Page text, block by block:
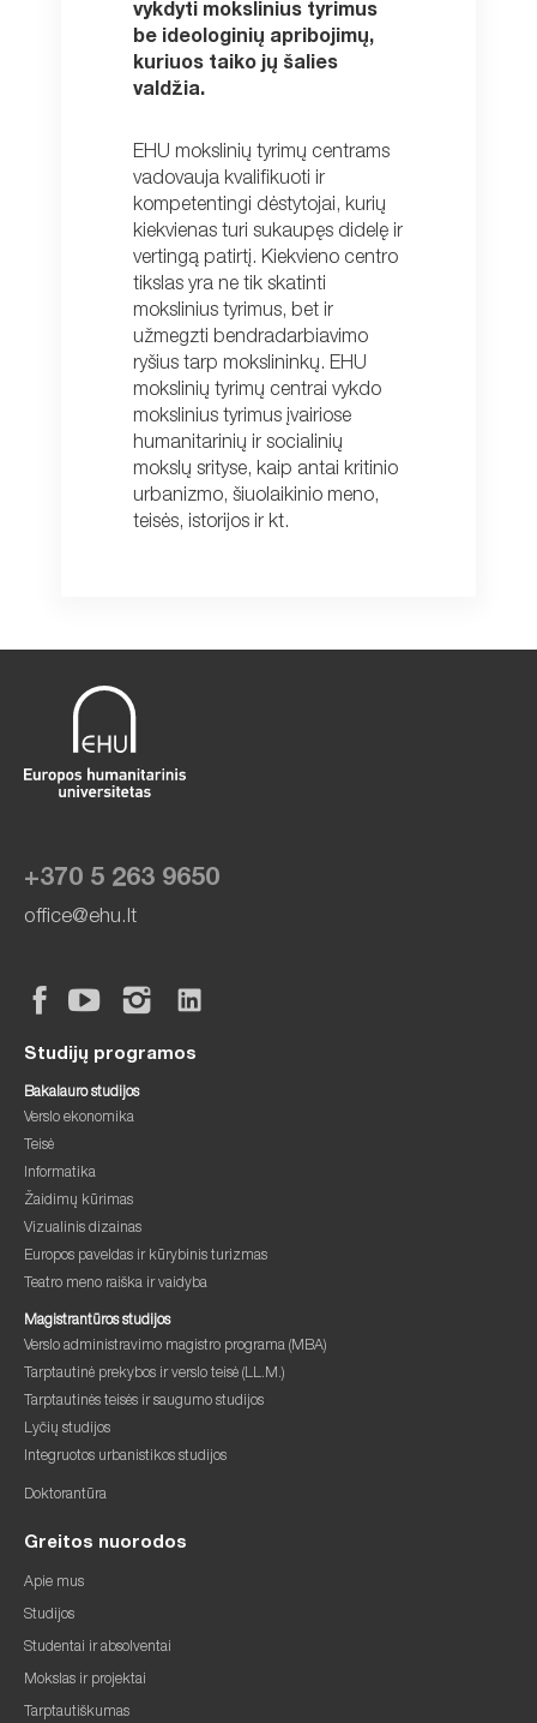
vykdyti mokslinius tyrimus
be ideologinių apribojimų,
kuriuos taiko jų šalies
valdžia.
EHU mokslinių tyrimų centrams
vadovauja kvalifikuoti ir
kompetentingi dėstytojai, kurių
kiekvienas turi sukaupęs didelę ir
vertingą patirtį. Kiekvieno centro
tikslas yra ne tik skatinti
mokslinius tyrimus, bet ir
užmegzti bendradarbiavimo
ryšius tarp mokslininkų. EHU
mokslinių tyrimų centrai vykdo
mokslinius tyrimus įvairiose
humanitarinių ir socialinių
mokslų srityse, kaip antai kritinio
urbanizmo, šiuolaikinio meno,
teisės, istorijos ir kt.
+370 5 263 9650
office@ehu.lt
Studijų programos
Bakalauro studijos
Verslo ekonomika
Teisė
Informatika
Žaidimų kūrimas
Vizualinis dizainas
Europos paveldas ir kūrybinis turizmas
Teatro meno raiška ir vaidyba
Magistrantūros studijos
Verslo administravimo magistro programa (MBA)
Tarptautinė prekybos ir verslo teisė (LL.M.)
Tarptautinės teisės ir saugumo studijos
Lyčių studijos
Integruotos urbanistikos studijos
Doktorantūra
Greitos nuorodos
Apie mus
Studijos
Studentai ir absolventai
Mokslas ir projektai
Tarptautiškumas